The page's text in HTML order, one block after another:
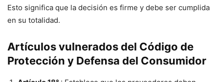
Esto significa que la decisión es firme y debe ser cumplida
en su totalidad.
Artículos vulnerados del Código de
Protección y Defensa del Consumidor